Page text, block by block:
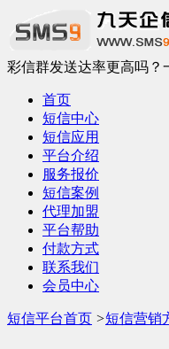
彩信群发送达率更高吗？
首页
短信中心
短信应用
平台介绍
服务报价
短信案例
代理加盟
平台帮助
付款方式
联系我们
会员中心
短信平台首页 >短信营销